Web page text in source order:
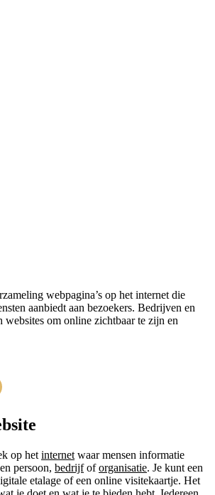
webpagina’s op het internet die
aanbiedt aan bezoekers. Bedrijven en
websites om online zichtbaar te zijn en
op het internet waar mensen informatie
persoon, bedrijfoforganisatie. Je kunt een
etalage of een online visitekaartje. Het